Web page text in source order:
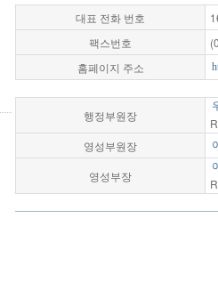
대표 전화 번호
팩스번호
홈페이지 주소
행정부원장
영성부원장
영성부장